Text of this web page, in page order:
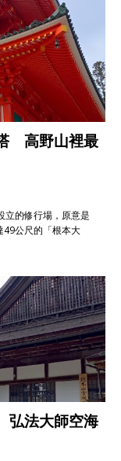
高野山裡最
立的修行場，原意是
49公尺的「根本大
弘法大師空海